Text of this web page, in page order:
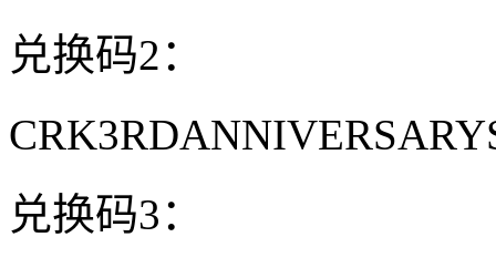
兑换码2：
兑换码3：